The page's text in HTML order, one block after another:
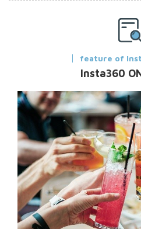
feature of
Insta360